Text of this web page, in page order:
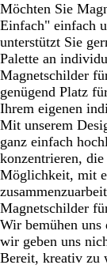
Möchten Sie
Einfach" einfach
unterstützt Sie
Palette an
Magnetschilder
genügend Platz
Ihrem eigenen
Mit unserem
ganz einfach
konzentrieren,
Möglichkeit, mit
Magnetschilder
Wir bemühen
wir geben uns
Bereit, kreativ zu